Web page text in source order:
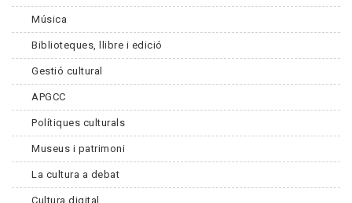
Música
Biblioteques, llibre i edició
Gestió cultural
APGCC
Polítiques culturals
Museus i patrimoni
La cultura a debat
Cultura digital